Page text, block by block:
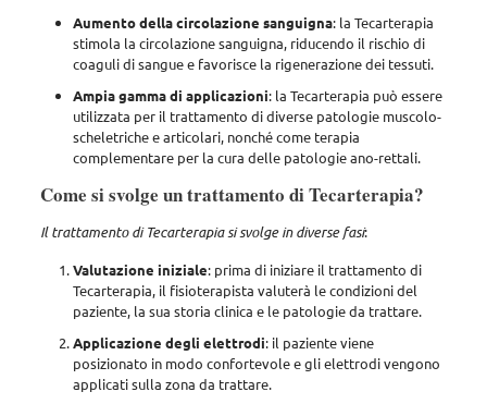
Aumento della circolazione sanguigna: la Tecarterapia
stimola la circolazione sanguigna, riducendo il rischio di
coaguli di sangue e favorisce la rigenerazione dei tessuti.
Ampia gamma di applicazioni: la Tecarterapia può essere
utilizzata per il trattamento di diverse patologie muscolo-
scheletriche e articolari, nonché come terapia
complementare per la cura delle patologie ano-rettali.
Come si svolge un trattamento di Tecarterapia?
Il trattamento di Tecarterapia si svolge in diverse fasi:
Valutazione iniziale: prima di iniziare il trattamento di
Tecarterapia, il fisioterapista valuterà le condizioni del
paziente, la sua storia clinica e le patologie da trattare.
Applicazione degli elettrodi: il paziente viene
posizionato in modo confortevole e gli elettrodi vengono
applicati sulla zona da trattare.